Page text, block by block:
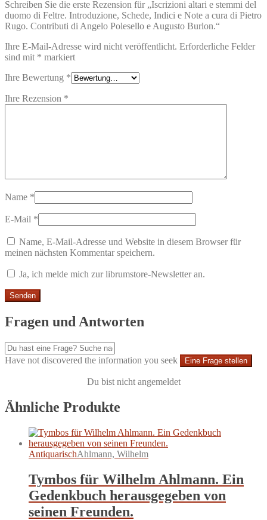
Schreiben Sie die erste Rezension für „Iscrizioni altari e stemmi del
duomo di Feltre. Introduzione, Schede, Indici e Note a cura di Pietro
Rugo. Contributi di Angelo Polesello e Augusto Burlon.“
Ihre E-Mail-Adresse wird nicht veröffentlicht. Erforderliche Felder
sind mit * markiert
Ihre Bewertung *
Ihre Rezension *
Name *
E-Mail *
Name, E-Mail-Adresse und Website in diesem Browser für
meinen nächsten Kommentar speichern.
Ja, ich melde mich zur librumstore-Newsletter an.
Fragen und Antworten
Have not discovered the information you seek Eine Frage stellen
Du bist nicht angemeldet
Ähnliche Produkte
AntiquarischAhlmann, Wilhelm
Tymbos für Wilhelm Ahlmann. Ein
Gedenkbuch herausgegeben von
seinen Freunden.